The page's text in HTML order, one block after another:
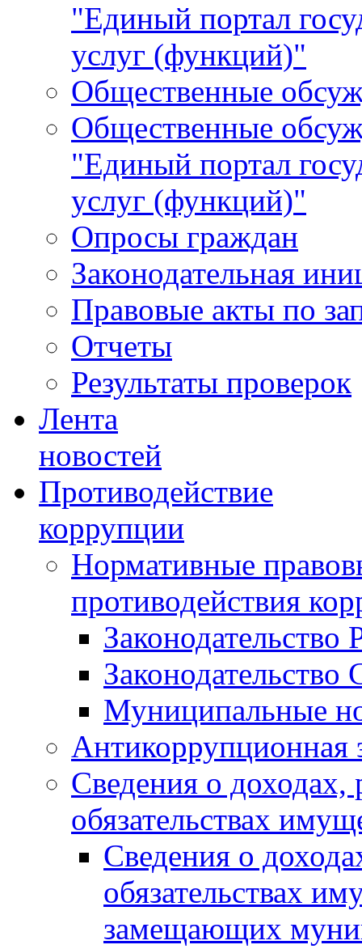
"Единый портал
услуг (функций)"
Общественные
Общественные
"Единый портал
услуг (функций)"
Опросы граждан
Законодательная
Правовые акты по
Отчеты
Результаты проверок
Лента
новостей
Противодействие
коррупции
Нормативные
противодействия
Законодательство
Муниципальные
Антикоррупционная
Сведения о доходах,
обязательствах
Сведения о
обязательствах
замещающих